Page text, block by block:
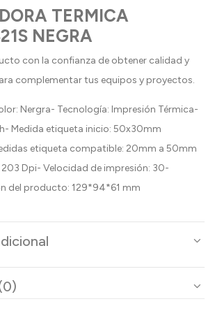
TERMICA
NEGRA
con la confianza de obtener calidad y
complementar tus equipos y proyectos.
Nergra- Tecnología: Impresión Térmica-
Medida etiqueta inicio: 50x30mm
etiqueta compatible: 20mm a 50mm
Dpi- Velocidad de impresión: 30-
del producto: 129*94*61 mm